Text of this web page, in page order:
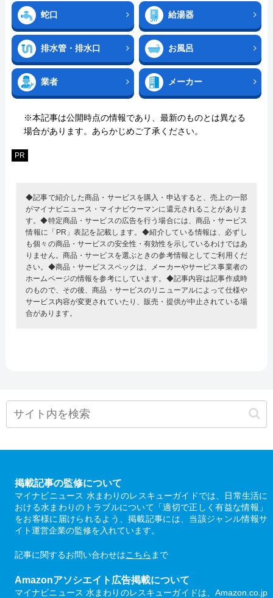
蛇口 給湯器
排水管・排水口 お風呂
業者 メーカー
※本記事は公開時点の情報であり、最新のものとは異なる
場合があります。あらかじめご了承ください。
PR
◆記事で紹介した商品・サービスを購入・申込すると、売上の一部
がマイナビニュース・マイナビウーマンに還元されることがありま
す。◆特定商品・サービスの広告を行う場合には、商品・サービス
情報に「PR」表記を記載します。◆紹介している情報は、必ずし
も個々の商品・サービスの安全性・有効性を示しているわけではあ
りません。商品・サービスを選ぶときの参考情報としてご利用くだ
さい。◆商品・サービススペックは、メーカーやサービス事業者の
ホームページの情報を参考にしています。◆記事内容は記事作成時
のもので、その後、商品・サービスのリニューアルによって仕様や
サービス内容が変更されていたり、販売・提供が中止されている場
合があります。
掲載記事の監修について
マイナビニュース 水まわりのレスキューガイドでは、日常生活に
おける水まわりのトラブルについて「適切で正しく有益な情報」
をお客様に届けられるよう、掲載記事には、当該ジャンル情報サ
イト運営企業の監修を入れています。
記事に関するお問い合わせはこちら まで
Amazonアソシエイト広告掲載について
マイナビニュース 水まわりのレスキューガイドは、Amazon.co.jp